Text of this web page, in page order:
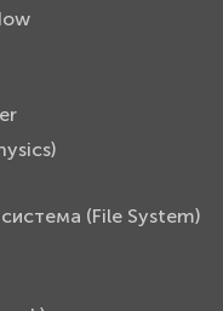
(File System)